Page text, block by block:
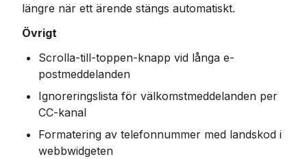
längre när ett ärende stängs automatiskt.
Övrigt
Scrolla-till-toppen-knapp vid långa e-
postmeddelanden
Ignoreringslista för välkomstmeddelanden per
CC-kanal
Formatering av telefonnummer med landskod i
webbwidgeten